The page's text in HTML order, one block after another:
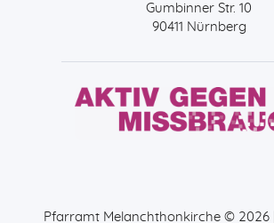
Gumbinner Str. 10
90411 Nürnberg
Pfarramt Melanchthonkirche © 2026 |